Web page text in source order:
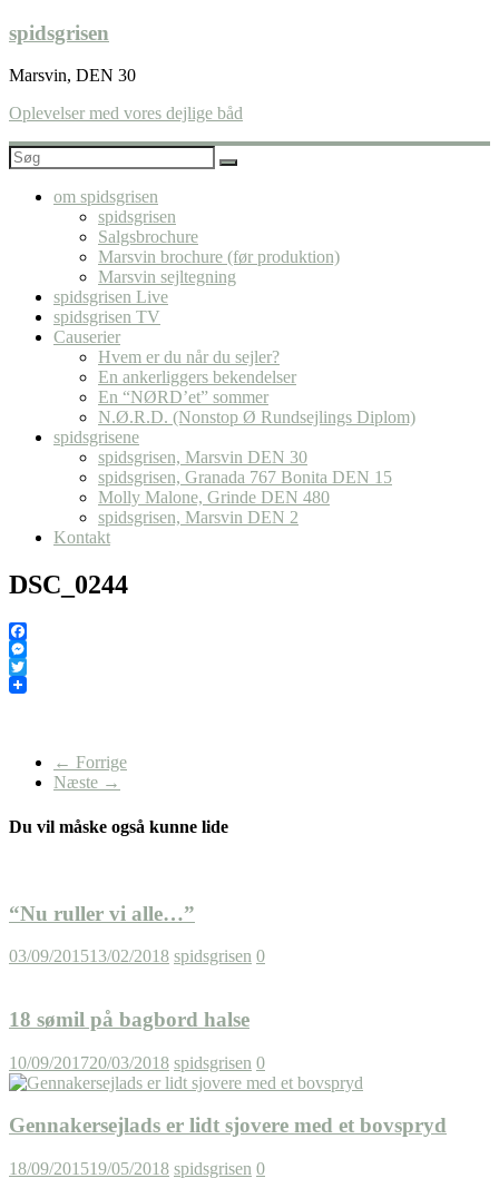
Skip
to
content
spidsgrisen
Marsvin, DEN 30
Oplevelser med vores dejlige båd
om spidsgrisen
spidsgrisen
Salgsbrochure
Marsvin brochure (før produktion)
Marsvin sejltegning
spidsgrisen Live
spidsgrisen TV
Causerier
Hvem er du når du sejler?
En ankerliggers bekendelser
En “NØRD’et” sommer
N.Ø.R.D. (Nonstop Ø Rundsejlings Diplom)
spidsgrisene
spidsgrisen, Marsvin DEN 30
spidsgrisen, Granada 767 Bonita DEN 15
Molly Malone, Grinde DEN 480
spidsgrisen, Marsvin DEN 2
Kontakt
DSC_0244
Facebook
Messenger
Twitter
← Forrige
Næste →
Du vil måske også kunne lide
“Nu ruller vi alle…”
03/09/201513/02/2018 spidsgrisen 0
18 sømil på bagbord halse
10/09/201720/03/2018 spidsgrisen 0
Gennakersejlads er lidt sjovere med et bovspryd
18/09/201519/05/2018 spidsgrisen 0